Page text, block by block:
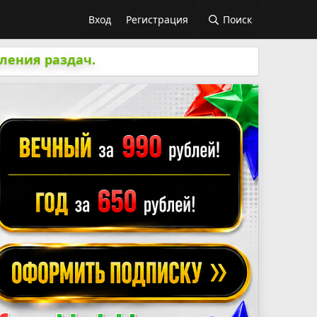
Вход Регистрация Поиск
раздач.